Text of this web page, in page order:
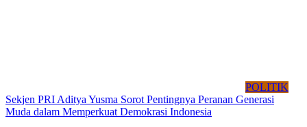
POLITIK
Sekjen PRI Aditya Yusma Sorot Pentingnya Peranan Generasi
Muda dalam Memperkuat Demokrasi Indonesia